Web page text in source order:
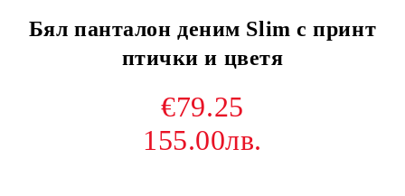
Бял панталон деним Slim с принт
птички и цветя
€79.25
155.00лв.